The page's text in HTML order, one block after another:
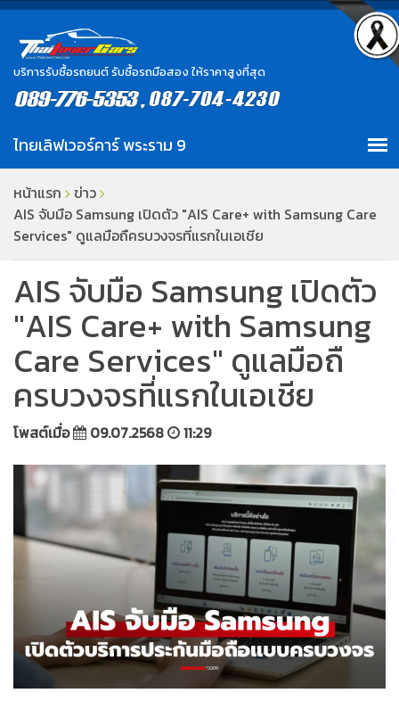
บริการรับซื้อรถยนต์ รับซื้อรถมือสอง ให้ราคาสูงที่สุด
หน้าแรก
ข่าว
AIS จับมือ Samsung เปิดตัว "AIS Care+ with Samsung Care
Services" ดูแลมือถืครบวงจรที่แรกในเอเชีย
AIS จับมือ Samsung เปิดตัว
"AIS Care+ with Samsung
Care Services" ดูแลมือถื
ครบวงจรที่แรกในเอเชีย
โพสต์เมื่อ 09.07.2568 11:29